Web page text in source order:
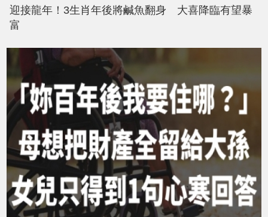
迎接龍年！3生肖年後將鹹魚翻身 大喜降臨有望暴
富